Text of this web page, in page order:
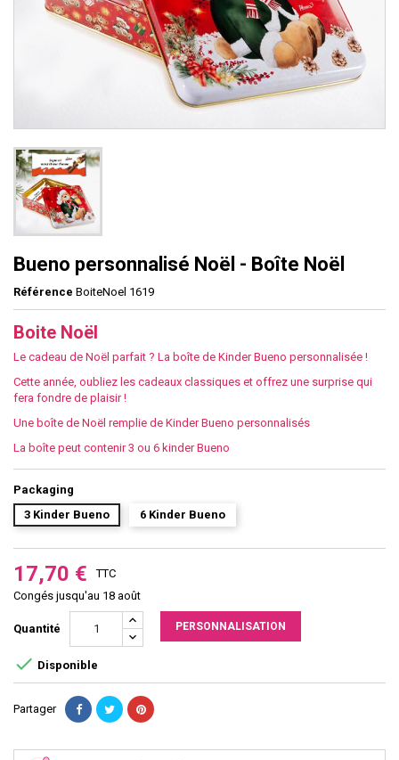
Bueno personnalisé Noël - Boîte Noël
Référence BoiteNoel 1619
Boite Noël
Le cadeau de Noël parfait ? La boîte de Kinder Bueno personnalisée !
Cette année, oubliez les cadeaux classiques et offrez une surprise qui
fera fondre de plaisir !
Une boîte de Noël remplie de Kinder Bueno personnalisés
La boîte peut contenir 3 ou 6 kinder Bueno
Packaging
3 Kinder Bueno
6 Kinder Bueno
17,70 €
TTC
Congés jusqu'au 18 août
Quantité PERSONNALISATION
 Disponible
Partager